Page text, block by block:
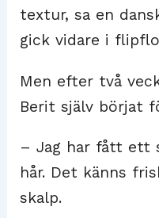
textur, sa en
gick vidare i
Men efter två
Berit själv börjat
– Jag har fått ett
hår. Det känns
skalp.